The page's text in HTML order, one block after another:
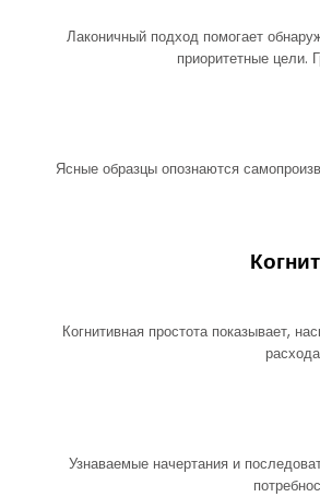
Лаконичный подход помогает
приоритетные цели.
Ясные образцы опознаются
Когнитивная простота показывает,
Узнаваемые начертания и